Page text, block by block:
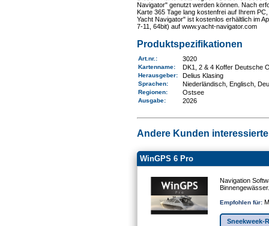
Navigator" genutzt werden können. Nach
Karte 365 Tage lang kostenfrei auf Ihrem
Yacht Navigator" ist kostenlos erhältlich im
7-11, 64bit) auf www.yacht-navigator.com
Produktspezifikationen
Art.nr. : 3020
Kartenname: DK1, 2 & 4 Koffer Deutsche
Herausgeber: Delius Klasing
Sprachen: Niederländisch, Englisch,
Regionen: Ostsee
Ausgabe: 2026
Andere Kunden
WinGPS 6 Pro
Navigation
Binnengewässer.
Empfohlen für:
Sneekweek-